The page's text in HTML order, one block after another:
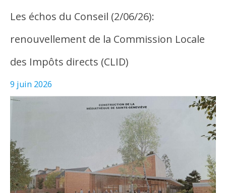
Les échos du Conseil (2/06/26):
renouvellement de la Commission Locale
des Impôts directs (CLID)
9 juin 2026